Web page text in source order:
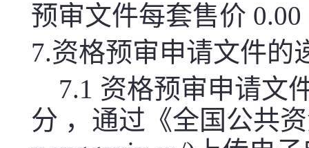
预审文件每套售价
7.资格预审申请文件的
7.1 资格预审申请文
分 ，通过《全国公共